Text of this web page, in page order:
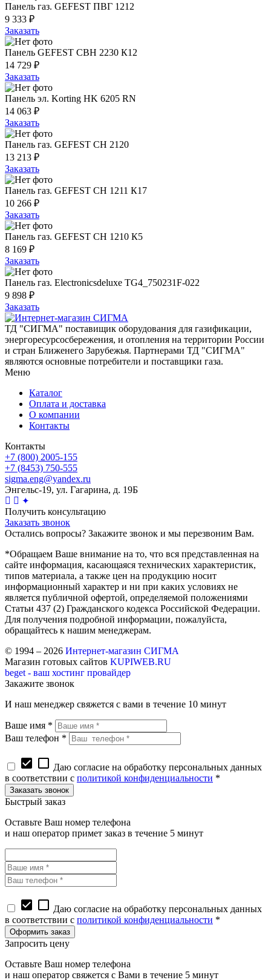
Панель газ. GEFEST ПВГ 1212
9 333 ₽
Заказать
Панель GEFEST СВН 2230 К12
14 729 ₽
Заказать
Панель эл. Korting HK 6205 RN
14 063 ₽
Заказать
Панель газ. GEFEST СН 2120
13 213 ₽
Заказать
Панель газ. GEFEST СН 1211 К17
10 266 ₽
Заказать
Панель газ. GEFEST СН 1210 К5
8 169 ₽
Заказать
Панель газ. Electronicsdeluxe TG4_750231F-022
9 898 ₽
Заказать
ТД "СИГМА" поставищик оборудования для газификации,
энергоресурсосбережения, и отопления на территории России
и стран Ближенего Зарубежья. Партнерами ТД "СИГМА"
являются основные потребители и поставщики газа.
Меню
Каталог
Оплата и доставка
О компании
Контакты
Контакты
+7 (800) 2005-155
+7 (8453) 750-555
sigma.eng@yandex.ru
Энгельс-19, ул. Гагарина, д. 19Б
✦
Получить консультацию
Заказать звонок
Остались вопросы? Закажите звонок и мы перезвоним Вам.
*Обращаем Ваше внимание на то, что вся представленная на
сайте информация, касающаяся технических характеристик,
типов материала, а также цен на продукцию носит
информационный характер и ни при каких условиях не
является публичной офертой, определяемой положениями
Статьи 437 (2) Гражданского кодекса Российской Федерации.
Для получения подробной информации, пожалуйста,
обращайтесь к нашим менеджерам.
© 1994 – 2026 Интернет-магазин СИГМА
Магазин готовых сайтов KUPIWEB.RU
beget - ваш хостинг провайдер
Закажите звонок
И наш менеджер свяжется с вами в течение 10 минут
Ваше имя *
Ваш телефон *
check_box check_box_outline_blank Даю согласие на обработку персональных данных
в соответствии с политикой конфиденциальности *
Быстрый заказ
Оставьте Ваш номер телефона
и наш оператор примет заказ в течение 5 минут
check_box check_box_outline_blank Даю согласие на обработку персональных данных
в соответствии с политикой конфиденциальности *
Запросить цену
Оставьте Ваш номер телефона
и наш оператор свяжется с Вами в течение 5 минут